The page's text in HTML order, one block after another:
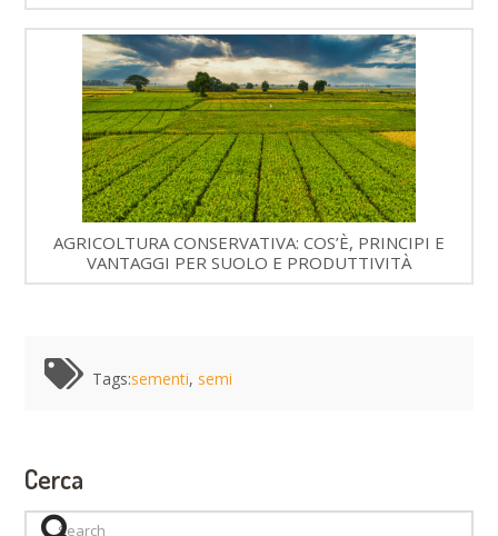
AGRICOLTURA CONSERVATIVA: COS’È, PRINCIPI E
VANTAGGI PER SUOLO E PRODUTTIVITÀ
Tags:sementi, semi
Cerca
Search